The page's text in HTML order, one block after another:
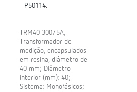
P50114.
TRM40 300/5A,
Transformador de
medição, encapsulados
em resina, diâmetro de
40 mm; Diâmetro
interior (mm): 40;
Sistema: Monofásicos;